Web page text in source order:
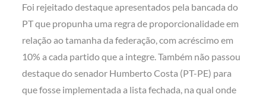
Foi rejeitado destaque apresentados pela bancada do
PT que propunha uma regra de proporcionalidade em
relação ao tamanha da federação, com acréscimo em
10% a cada partido que a integre. Também não passou
destaque do senador Humberto Costa (PT-PE) para
que fosse implementada a lista fechada, na qual onde